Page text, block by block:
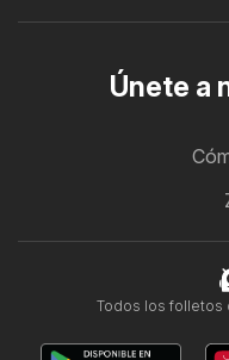
Únete a
Todos los folletos